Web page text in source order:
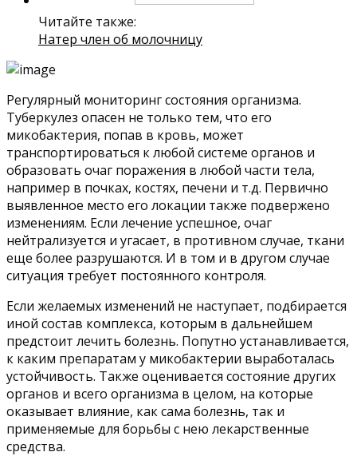
Читайте также:
Натер член об молочницу
Регулярный мониторинг состояния организма.
Туберкулез опасен не только тем, что его
микобактерия, попав в кровь, может
транспортироваться к любой системе органов и
образовать очаг поражения в любой части тела,
например в почках, костях, печени и т.д. Первично
выявленное место его локации также подвержено
изменениям. Если лечение успешное, очаг
нейтрализуется и угасает, в противном случае, ткани
еще более разрушаются. И в том и в другом случае
ситуация требует постоянного контроля.
Если желаемых изменений не наступает, подбирается
иной состав комплекса, которым в дальнейшем
предстоит лечить болезнь. Попутно устанавливается,
к каким препаратам у микобактерии выработалась
устойчивость. Также оценивается состояние других
органов и всего организма в целом, на которые
оказывает влияние, как сама болезнь, так и
применяемые для борьбы с нею лекарственные
средства.